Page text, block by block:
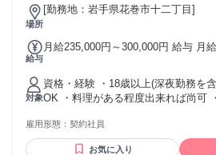
場所
[勤務地：岩手県花巻市十二丁目]
給与
月給235,000円～300,000円 給与 月
間数及び内容の変更の場合あり ※超過分別
別途手当あり
対象
資格・経験 ・18歳以上(深夜勤務を
OK ・料理がある程度出来れば尚可
雇用形態： 契約社員
お気に入り